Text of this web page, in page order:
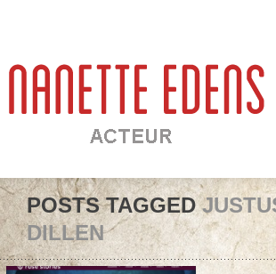
POSTS TAGGED
DILLEN